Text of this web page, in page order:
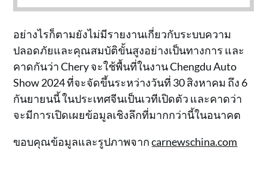
อย่างไรก็ตามยังไม่มีรายงานเกี่ยวกับระบบความ
ปลอดภัยและคุณสมบัติขั้นสูงอย่างเป็นทางการ และ
คาดกันว่า Chery จะใช้พื้นที่ในงาน Chengdu Auto
Show 2024 ที่จะจัดขึ้นระหว่างวันที่ 30 สิงหาคม ถึง 6
กันยายนนี้ ในประเทศจีนเป็นเวทีเปิดตัว และคาดว่า
จะมีการเปิดเผยข้อมูลเชิงลึกที่มากกว่านี้ในอนาคต
ขอบคุณข้อมูลและรูปภาพจากcarnewschina.com